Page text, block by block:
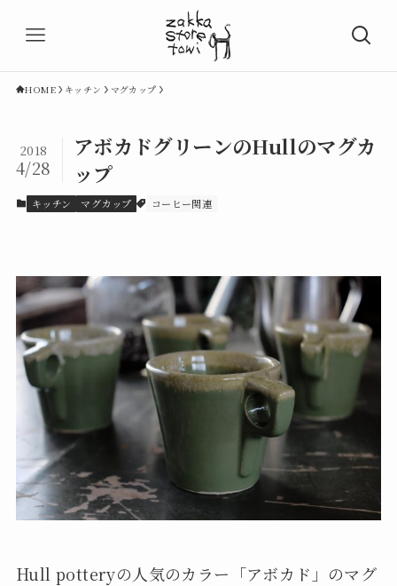
HOME キッチン マグカップ
アボカドグリーンのHullのマグカ
ップ
2018
4/28
キッチン マグカップ コーヒー関連
Hull potteryの人気のカラー「アボカド」のマグ